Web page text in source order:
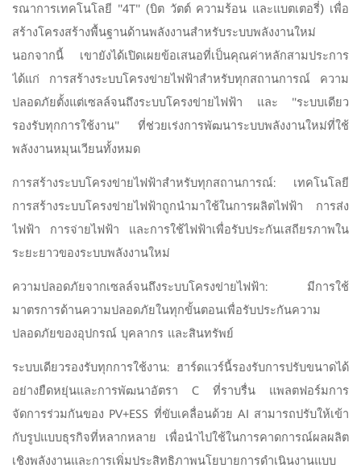
รณาการเทคโนโลยี "4T" (บิต วัตต์ ความร้อน และแบตเตอรี่) เพื่อ
สร้างโครงสร้างพื้นฐานด้านพลังงานสำหรับระบบพลังงานใหม่
นอกจากนี้ เขายังได้เปิดเผยข้อเสนอที่เป็นคุณค่าหลักสามประการ
ได้แก่ การสร้างระบบโครงข่ายไฟฟ้าสำหรับทุกสถานการณ์ ความ
ปลอดภัยตั้งแต่เซลล์จนถึงระบบโครงข่ายไฟฟ้า และ "ระบบเดียว
รองรับทุกการใช้งาน" ที่ช่วยเร่งการพัฒนาระบบพลังงานใหม่ที่ใช้
พลังงานหมุนเวียนทั้งหมด
การสร้างระบบโครงข่ายไฟฟ้าสำหรับทุกสถานการณ์: เทคโนโลยี
การสร้างระบบโครงข่ายไฟฟ้าถูกนำมาใช้ในการผลิตไฟฟ้า การส่ง
ไฟฟ้า การจ่ายไฟฟ้า และการใช้ไฟฟ้าเพื่อรับประกันเสถียรภาพใน
ระยะยาวของระบบพลังงานใหม่
ความปลอดภัยจากเซลล์จนถึงระบบโครงข่ายไฟฟ้า: มีการใช้
มาตรการด้านความปลอดภัยในทุกขั้นตอนเพื่อรับประกันความ
ปลอดภัยของอุปกรณ์ บุคลากร และสินทรัพย์
ระบบเดียวรองรับทุกการใช้งาน: ฮาร์ดแวร์นี้รองรับการปรับขนาดได้
อย่างยืดหยุ่นและการพัฒนาอัตรา C ที่ราบรื่น แพลตฟอร์มการ
จัดการร่วมกันของ PV+ESS ที่ขับเคลื่อนด้วย AI สามารถปรับให้เข้า
กับรูปแบบธุรกิจที่หลากหลาย เพื่อนำไปใช้ในการคาดการณ์ผลผลิต
เชิงพลังงานและการเพิ่มประสิทธิภาพนโยบายการดำเนินงานแบบ